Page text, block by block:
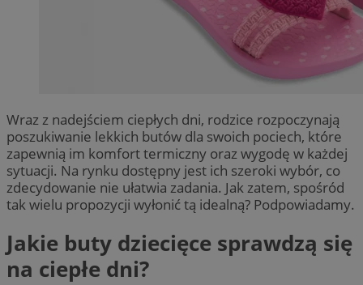
Wraz z nadejściem ciepłych dni, rodzice rozpoczynają
poszukiwanie lekkich butów dla swoich pociech, które
zapewnią im komfort termiczny oraz wygodę w każdej
sytuacji. Na rynku dostępny jest ich szeroki wybór, co
zdecydowanie nie ułatwia zadania. Jak zatem, spośród
tak wielu propozycji wyłonić tą idealną? Podpowiadamy.
Jakie buty dziecięce sprawdzą się
na ciepłe dni?